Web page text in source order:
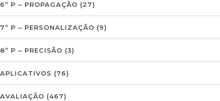
6º P – PROPAGAÇÃO (27)
7º P – PERSONALIZAÇÃO (9)
8º P – PRECISÃO (3)
APLICATIVOS (76)
AVALIAÇÃO (467)